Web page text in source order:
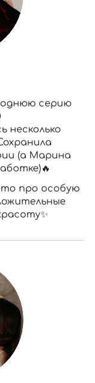
серию
несколько
(а Марина
про особую